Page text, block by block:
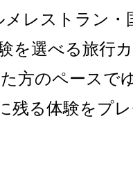
レストラン・
を選べる旅行
方のペースで
残る体験をプ